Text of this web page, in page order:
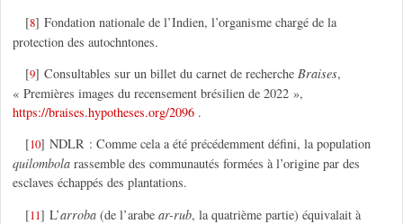
[8]Fondation nationale de l’Indien, l’organisme chargé de la
protection des autochntones.
[9]Consultables sur un billet du carnet de rechercheBraises,
« Premières images du recensement brésilien de 2022 »,
https://braises.hypotheses.org/2096.
[10]NDLR : Comme cela a été précédemment défini, la population
quilombolarassemble des communautés formées à l’origine par des
esclaves échappés des plantations.
[11]L’arroba (de l’arabear-rub, la quatrième partie) équivalait à